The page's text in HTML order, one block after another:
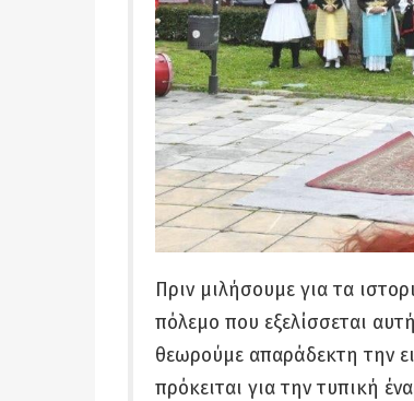
Πριν μιλήσουμε για τα
πόλεμο που εξελίσσεται
θεωρούμε απαράδεκτη την
πρόκειται για την τυπική